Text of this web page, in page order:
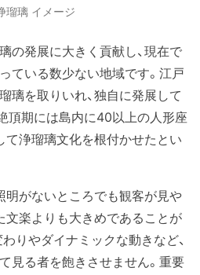
瑠璃 イメージ
の発展に大きく貢献し、現在で
ている数少ない地域です。江戸
璃を取りいれ、独自に発展して
頂期には島内に40以上の人形座
て浄瑠璃文化を根付かせたとい
明がないところでも観客が見や
文楽よりも大きめであることが
りやダイナミックな動きなど、
見る者を飽きさせません。重要